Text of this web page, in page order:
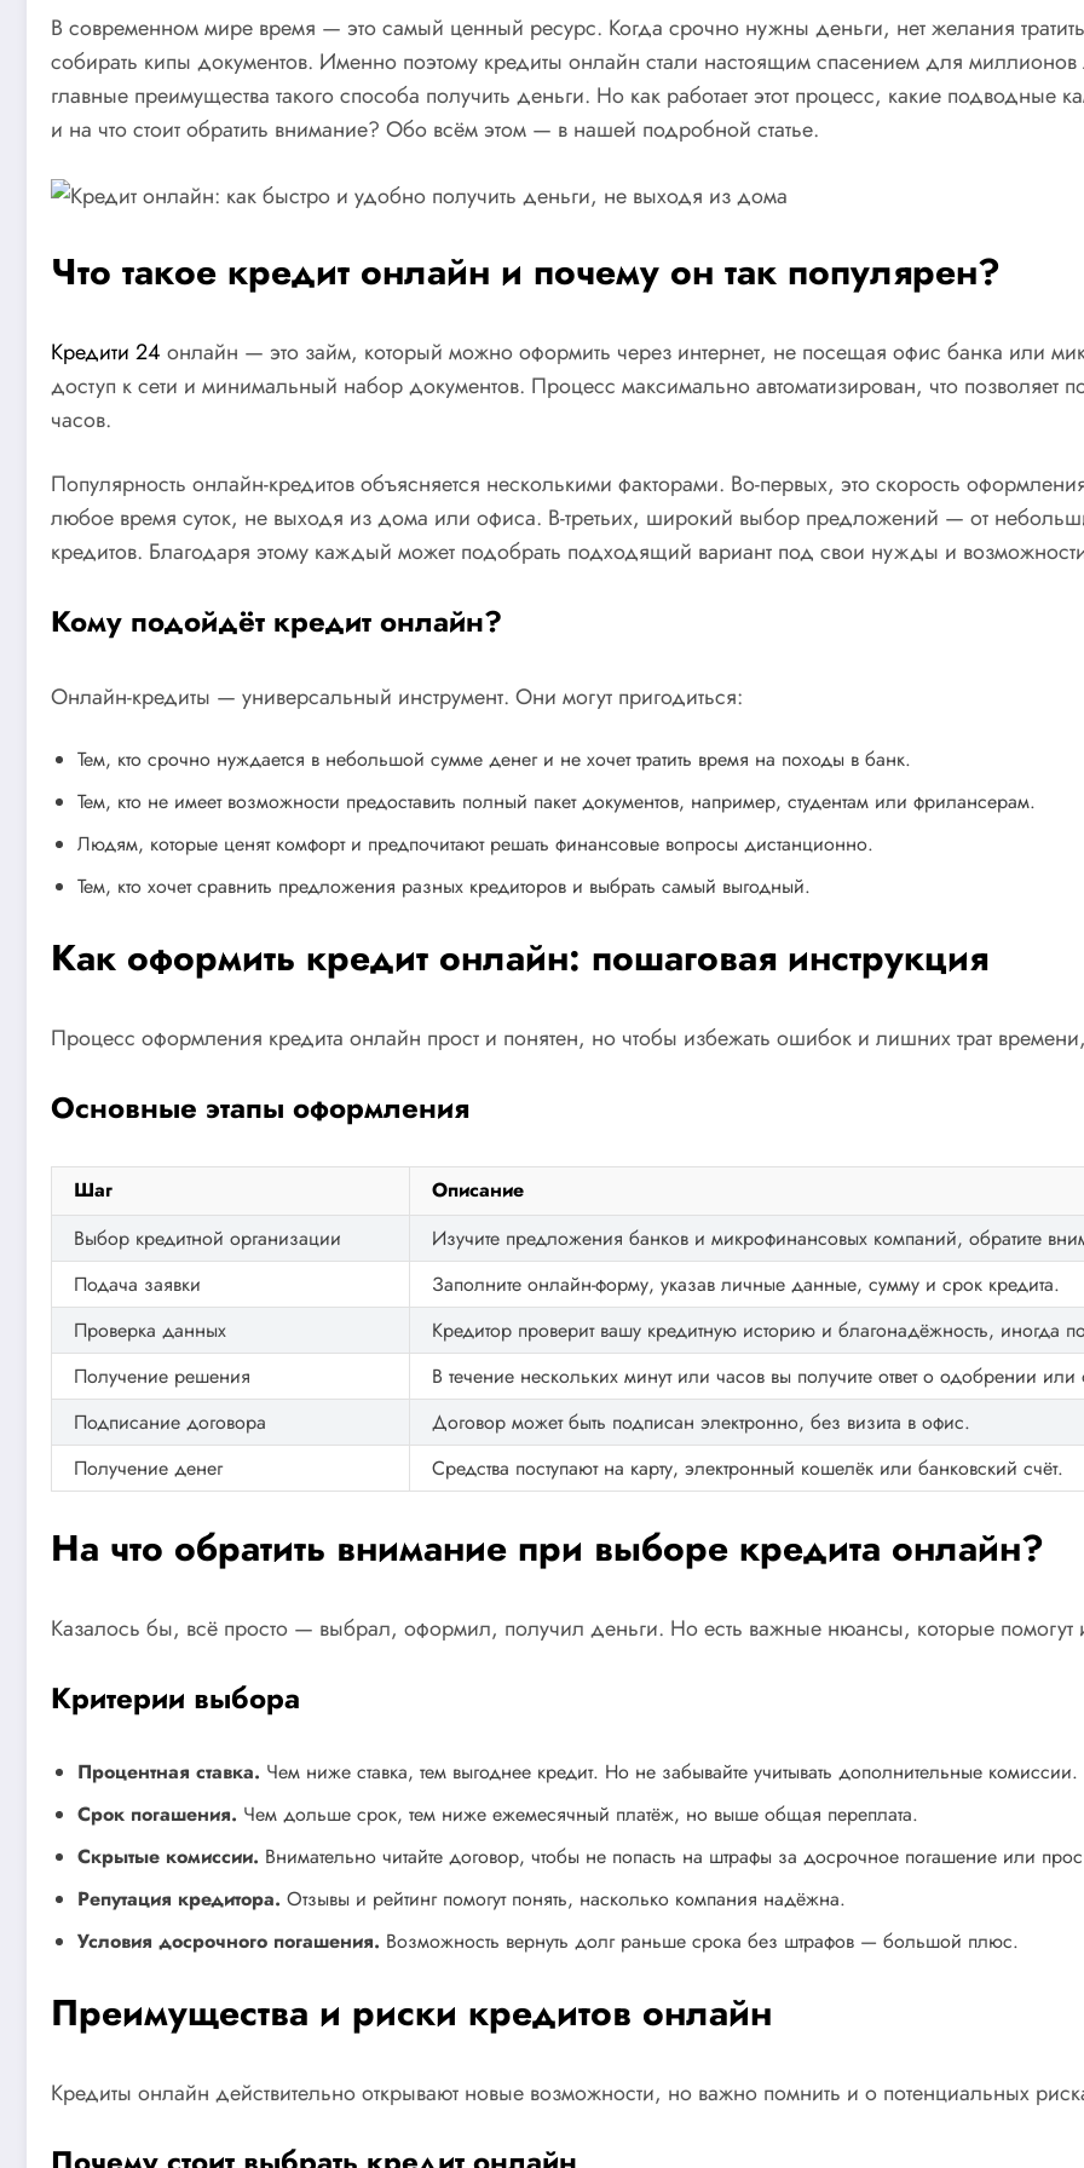
В современном мире время — это самый ценный ресурс. Когда срочно нужны деньги, нет желания
собирать кипы документов. Именно поэтому кредиты онлайн стали настоящим спасением для
главные преимущества такого способа получить деньги. Но как работает этот процесс, какие
и на что стоит обратить внимание? Обо всём этом — в нашей подробной статье.
Что такое кредит онлайн и почему он так популярен?
Кредити 24 онлайн — это займ, который можно оформить через интернет, не посещая офис банка или
доступ к сети и минимальный набор документов. Процесс максимально автоматизирован, что позволяет
часов.
Популярность онлайн-кредитов объясняется несколькими факторами. Во-первых, это скорость
любое время суток, не выходя из дома или офиса. В-третьих, широкий выбор предложений — от
кредитов. Благодаря этому каждый может подобрать подходящий вариант под свои нужды и
Кому подойдёт кредит онлайн?
Онлайн-кредиты — универсальный инструмент. Они могут пригодиться:
Тем, кто срочно нуждается в небольшой сумме денег и не хочет тратить время на походы в банк.
Тем, кто не имеет возможности предоставить полный пакет документов, например, студентам или фрилансерам.
Людям, которые ценят комфорт и предпочитают решать финансовые вопросы дистанционно.
Тем, кто хочет сравнить предложения разных кредиторов и выбрать самый выгодный.
Как оформить кредит онлайн: пошаговая инструкция
Процесс оформления кредита онлайн прост и понятен, но чтобы избежать ошибок и лишних трат
Основные этапы оформления
Шаг
Описание
Выбор кредитной организации
Изучите предложения банков и микрофинансовых компаний, обратите
Подача заявки
Заполните онлайн-форму, указав личные данные, сумму и срок кредита.
Проверка данных
Кредитор проверит вашу кредитную историю и благонадёжность, иногда
Получение решения
В течение нескольких минут или часов вы получите ответ о одобрении или
Подписание договора
Договор может быть подписан электронно, без визита в офис.
Получение денег
Средства поступают на карту, электронный кошелёк или банковский счёт.
На что обратить внимание при выборе кредита онлайн?
Казалось бы, всё просто — выбрал, оформил, получил деньги. Но есть важные нюансы, которые помогут
Критерии выбора
Процентная ставка. Чем ниже ставка, тем выгоднее кредит. Но не забывайте учитывать дополнительные комиссии.
Срок погашения. Чем дольше срок, тем ниже ежемесячный платёж, но выше общая переплата.
Скрытые комиссии. Внимательно читайте договор, чтобы не попасть на штрафы за досрочное погашение или
Репутация кредитора. Отзывы и рейтинг помогут понять, насколько компания надёжна.
Условия досрочного погашения. Возможность вернуть долг раньше срока без штрафов — большой плюс.
Преимущества и риски кредитов онлайн
Кредиты онлайн действительно открывают новые возможности, но важно помнить и о потенциальных